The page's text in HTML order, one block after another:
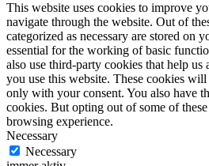
This website uses cookies to improve
navigate through the website. Out of
categorized as necessary are stored on
essential for the working of basic
also use third-party cookies that help us
you use this website. These cookies
only with your consent. You also have
cookies. But opting out of some of
browsing experience.
Necessary
Necessary